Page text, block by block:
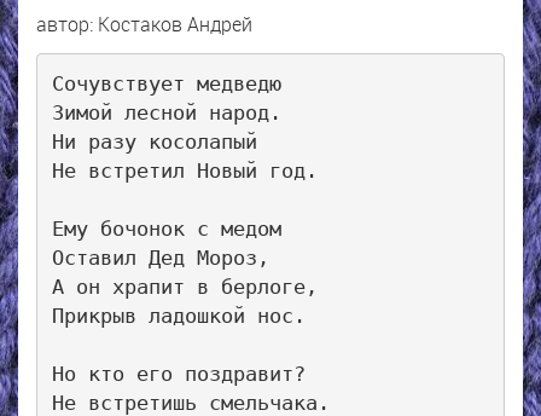
автор: Костаков Андрей
Сочувствует медведю
Зимой лесной народ.
Ни разу косолапый
Не встретил Новый год.
Ему бочонок с медом
Оставил Дед Мороз,
А он храпит в берлоге,
Прикрыв ладошкой нос.
Но кто его поздравит?
Не встретишь смельчака.